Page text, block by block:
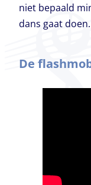
niet bepaald
dans gaat doen.
De